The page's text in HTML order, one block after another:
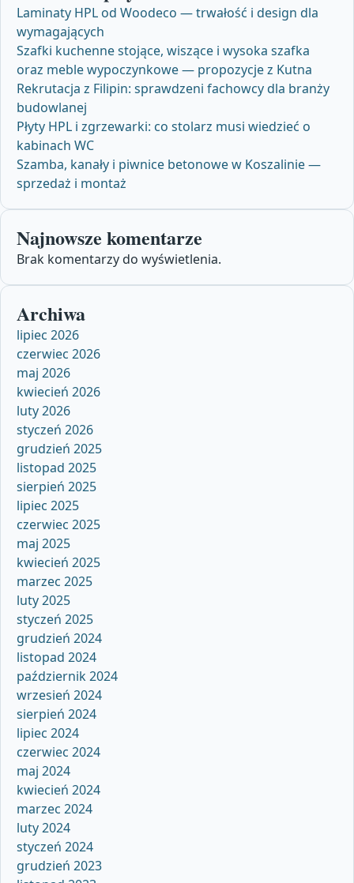
Laminaty HPL od Woodeco — trwałość i design dla
wymagających
Szafki kuchenne stojące, wiszące i wysoka szafka
oraz meble wypoczynkowe — propozycje z Kutna
Rekrutacja z Filipin: sprawdzeni fachowcy dla branży
budowlanej
Płyty HPL i zgrzewarki: co stolarz musi wiedzieć o
kabinach WC
Szamba, kanały i piwnice betonowe w Koszalinie —
sprzedaż i montaż
Najnowsze komentarze
Brak komentarzy do wyświetlenia.
Archiwa
lipiec 2026
czerwiec 2026
maj 2026
kwiecień 2026
luty 2026
styczeń 2026
grudzień 2025
listopad 2025
sierpień 2025
lipiec 2025
czerwiec 2025
maj 2025
kwiecień 2025
marzec 2025
luty 2025
styczeń 2025
grudzień 2024
listopad 2024
październik 2024
wrzesień 2024
sierpień 2024
lipiec 2024
czerwiec 2024
maj 2024
kwiecień 2024
marzec 2024
luty 2024
styczeń 2024
grudzień 2023